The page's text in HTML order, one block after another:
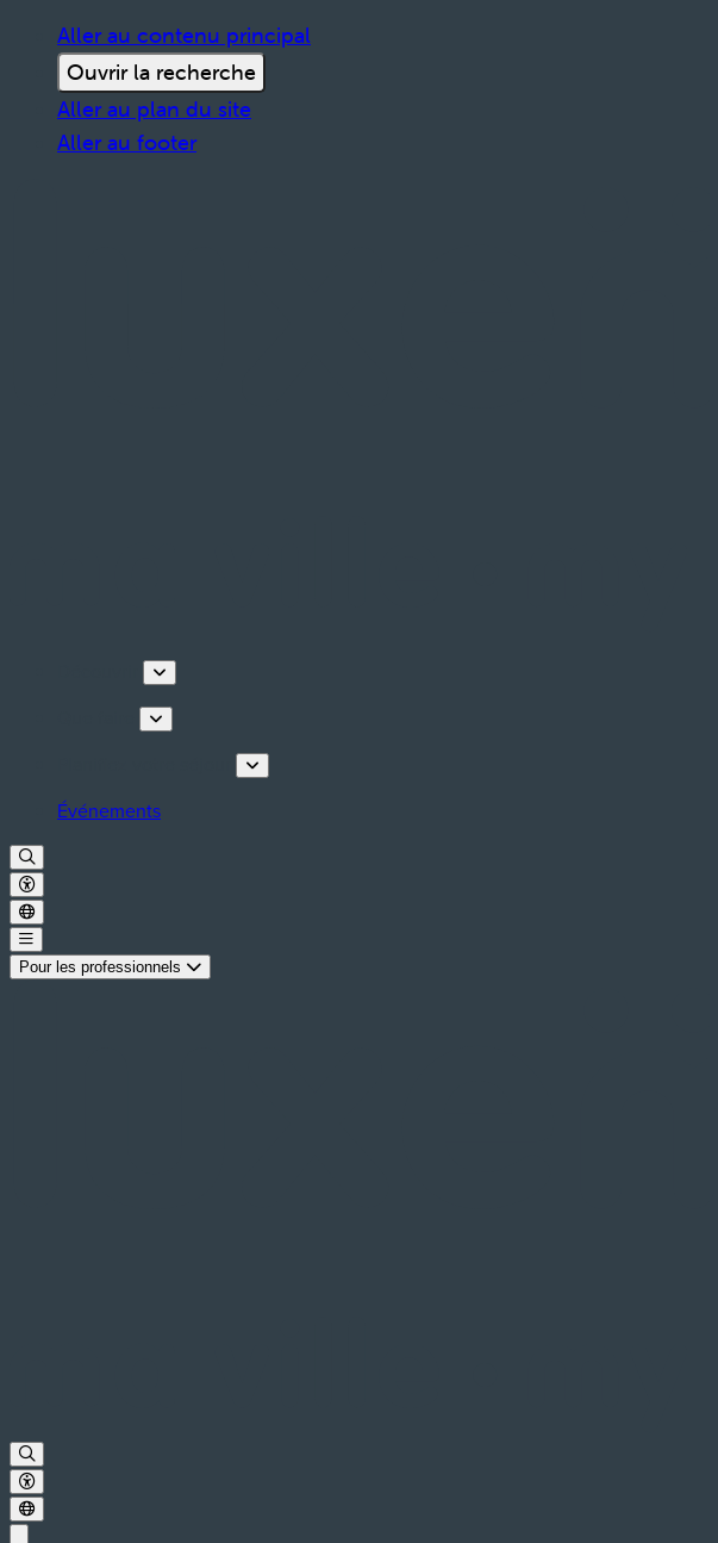
Aller au contenu principal
Ouvrir la recherche
Aller au plan du site
Aller au footer
Événements
Pour les professionnels